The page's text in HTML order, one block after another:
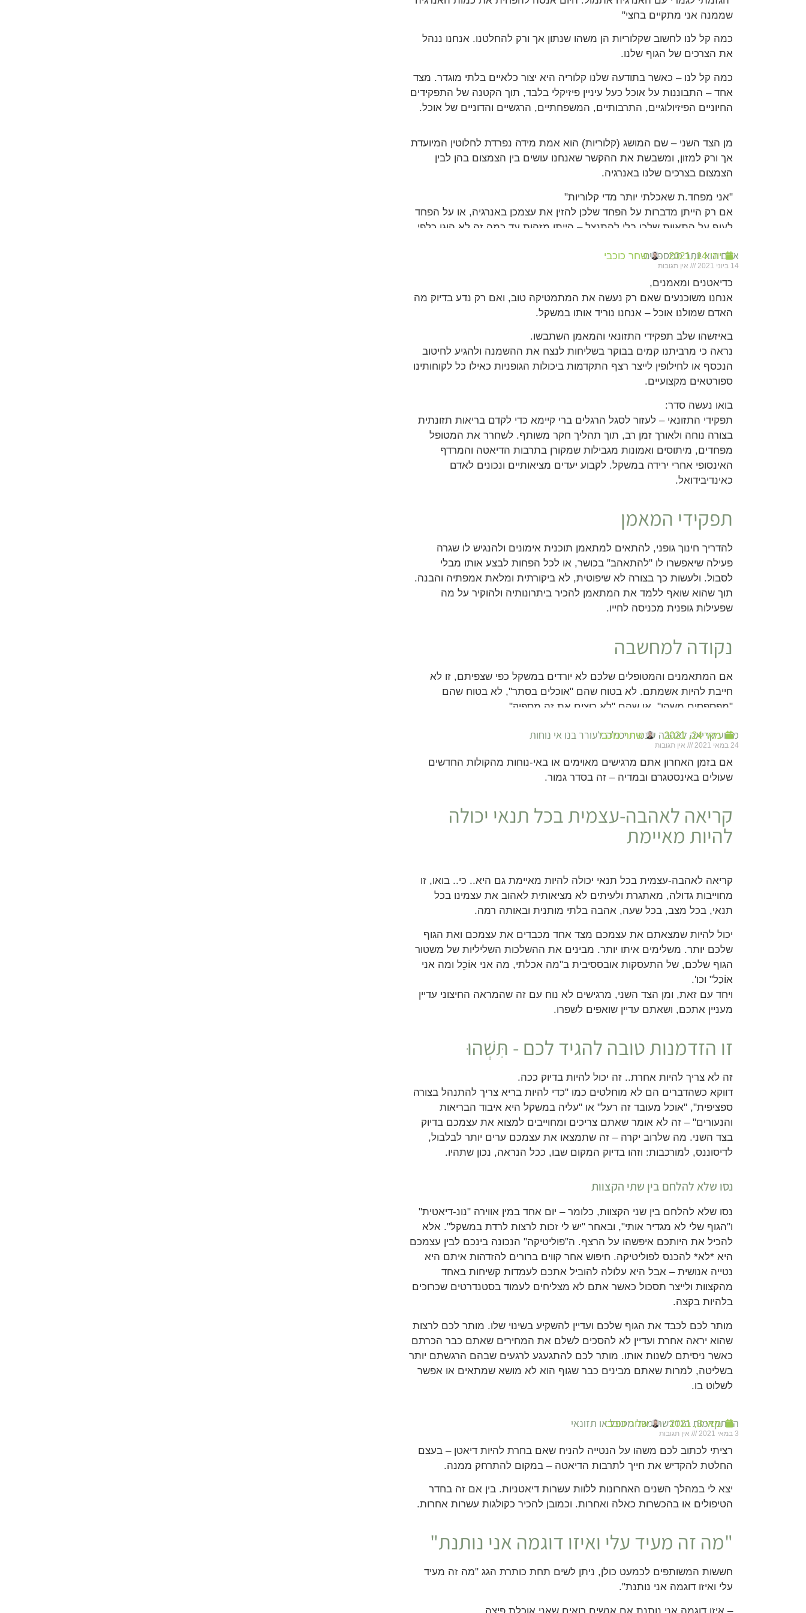
שממנה אני מתקיים בחצי"
כמה קל לנו לחשוב שקלוריות הן משהו שנתון אך ורק להחלטנו. אנחנו ננהל
את הצרכים של הגוף שלנו.
כמה קל לנו – כאשר בתודעה שלנו קלוריה היא יצור כלאיים בלתי מוגדר. מצד
אחד – התבוננות על אוכל כעל עיניין פיזיקלי בלבד, תוך הקטנה של התפקידים
החיוניים הפיזיולוגיים, התרבותיים, המשפחתיים, הרגשיים והדוניים של אוכל.
מן הצד השני – שם המושג (קלוריות) הוא אמת מידה נפרדת לחלוטין המיועדת
אך ורק למזון, ומשבשת את ההקשר שאנחנו עושים בין הצמצום בהן לבין
הצמצום בצרכים שלנו באנרגיה.
"אני מפחד.ת שאכלתי יותר מדי קלוריות"
אם רק הייתן מדברות על הפחד שלכן להזין את עצמכן באנרגיה, או על הפחד
לעוף על התאוות שלכן בלי להתנצל – הייתן מזהות עד כמה זה לא הוגן כלפי
אדם הוא יותר ממספרים
14 ביוני 2021 אין תגובות
יוני 14, 2021 שחר כוכבי
כדיאטנים ומאמנים,
אנחנו משוכנעים שאם רק נעשה את המתמטיקה טוב, ואם רק נדע בדיוק מה
האדם שמולנו אוכל – אנחנו נוריד אותו במשקל.
באיזשהו שלב תפקידי התזונאי והמאמן השתבשו.
נראה כי מרביתנו קמים בבוקר בשליחות לנצח את ההשמנה ולהגיע לחיטוב
הנכסף או לחילופין לייצר רצף התקדמות ביכולות הגופניות כאילו כל לקוחותינו
ספורטאים מקצועיים.
בואו נעשה סדר:
תפקידי התזונאי – לעזור לסגל הרגלים ברי קיימא כדי לקדם בריאות תזונתית
בצורה נוחה ולאורך זמן רב, תוך תהליך חקר משותף. לשחרר את המטופל
מפחדים, מיתוסים ואמונות מגבילות שמקורן בתרבות הדיאטה והמרדף
האינסופי אחרי ירידה במשקל. לקבוע יעדים מציאותיים ונכונים לאדם
כאינדיבידואל.
תפקידי המאמן
להדריך חינוך גופני, להתאים למתאמן תוכנית אימונים ולהנגיש לו שגרה
פעילה שיאפשרו לו "להתאהב" בכושר, או לכל הפחות לבצע אותו מבלי
לסבול. ולעשות כך בצורה לא שיפוטית, לא ביקורתית ומלאת אמפתיה והבנה.
תוך שהוא שואף ללמד את המתאמן להכיר ביתרונותיה ולהוקיר על מה
שפעילות גופנית מכניסה לחייו.
נקודה למחשבה
אם המתאמנים והמטופלים שלכם לא יורדים במשקל כפי שצפיתם, זו לא
חייבת להיות אשמתם. לא בטוח שהם "אוכלים בסתר", לא בטוח שהם
"מפספסים משהו", או שהם "לא רוצים את זה מספיק".
מדוע קריאה לאהבה עצמית יכולה לעורר בנו אי נוחות
24 במאי 2021 אין תגובות
מאי 24, 2021 שחר כוכבי
אם בזמן האחרון אתם מרגישים מאוימים או באי-נוחות מהקולות החדשים
שעולים באינסטגרם ובמדיה – זה בסדר גמור.
קריאה לאהבה-עצמית בכל תנאי יכולה
להיות מאיימת
קריאה לאהבה-עצמית בכל תנאי יכולה להיות מאיימת גם היא.. כי.. בואו, זו
מחוייבות גדולה, מאתגרת ולעיתים לא מציאותית לאהוב את עצמינו בכל
תנאי, בכל מצב, בכל שעה, אהבה בלתי מותנית ובאותה רמה.
יכול להיות שמצאתם את עצמכם מצד אחד מכבדים את עצמכם ואת הגוף
שלכם יותר. משלימים איתו יותר. מבינים את ההשלכות השליליות של משטור
הגוף שלכם, של התעסקות אובססיבית ב"מה אכלתי, מה אני אוֹכֵל ומה אני
אוֹכַל" וכו'.
ויחד עם זאת, ומן הצד השני, מרגישים לא נוח עם זה שהמראה החיצוני עדיין
מעניין אתכם, ושאתם עדיין שואפים לשפרו.
זו הזדמנות טובה להגיד לכם - תִּשְׁהוּ
זה לא צריך להיות אחרת.. זה יכול להיות בדיוק ככה.
דווקא כשהדברים הם לא מוחלטים כמו "כדי להיות בריא צריך להתנהל בצורה
ספציפית", "אוכל מעובד זה רעל" או "עליה במשקל היא איבוד הבריאות
והנעורים" – זה לא אומר שאתם צריכים ומחוייבים למצוא את עצמכם בדיוק
בצד השני. מה שלרוב יקרה – זה שתמצאו את עצמכם ערים יותר לבלבול,
לדיסוננס, למורכבות: וזהו בדיוק המקום שבו, ככל הנראה, נכון שתהיו.
נסו שלא להלחם בין שתי הקצוות
נסו שלא להלחם בין שני הקצוות, כלומר – יום אחד במין אווירה "נונ-דיאטית"
ו"הגוף שלי לא מגדיר אותי", ובאחר "יש לי זכות לרצות לרדת במשקל". אלא
להכיל את היותכם איפשהו על הרצף. ה"פוליטיקה" הנכונה בינכם לבין עצמכם
היא *לא* להכנס לפוליטיקה. חיפוש אחר קווים ברורים להזדהות איתם היא
נטייה אנושית – אבל היא עלולה להוביל אתכם לעמדות קשיחות באחד
מהקצוות ולייצר תסכול כאשר אתם לא מצליחים לעמוד בסטנדרטים שכרוכים
בלהיות בקצה.
מותר לכם לכבד את הגוף שלכם ועדיין להשקיע בשינוי שלו. מותר לכם לרצות
שהוא יראה אחרת ועדיין לא להסכים לשלם את המחירים שאתם כבר הכרתם
כאשר ניסיתם לשנות אותו. מותר לכם להתגעגע לרגעים שבהם הרגשתם יותר
בשליטה, למרות שאתם מבינים כבר שגוף הוא לא מושא שמתאים או אפשר
לשלוט בו.
ההתקדמות הנדרשת מכל מטפל או תזונאי
3 במאי 2021 אין תגובות
מאי 3, 2021 שחר כוכבי
רציתי לכתוב לכם משהו על הנטייה להניח שאם בחרת להיות דיאטן – בעצם
החלטת להקדיש את חייך לתרבות הדיאטה – במקום להתרחק ממנה.
יצא לי במהלך השנים האחרונות ללוות עשרות דיאטניות. בין אם זה בחדר
הטיפולים או בהכשרות כאלה ואחרות. וכמובן להכיר כקולגות עשרות אחרות.
"מה זה מעיד עלי ואיזו דוגמה אני נותנת"
חששות המשותפים לכמעט כולן, ניתן לשים תחת כותרת הגג "מה זה מעיד
עלי ואיזו דוגמה אני נותנת".